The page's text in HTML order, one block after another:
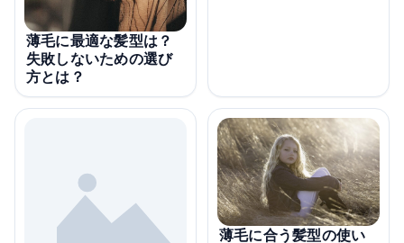
薄毛に最適な髪型は？
失敗しないための選び
方とは？
薄毛に合う髪型の使い